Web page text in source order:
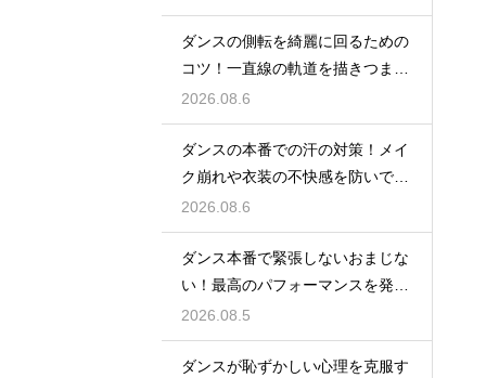
ダンスの側転を綺麗に回るための
コツ！一直線の軌道を描きつま先
まで伸ばす
2026.08.6
ダンスの本番での汗の対策！メイ
ク崩れや衣装の不快感を防いで快
適に踊る
2026.08.6
ダンス本番で緊張しないおまじな
い！最高のパフォーマンスを発揮
する心理術
2026.08.5
ダンスが恥ずかしい心理を克服す